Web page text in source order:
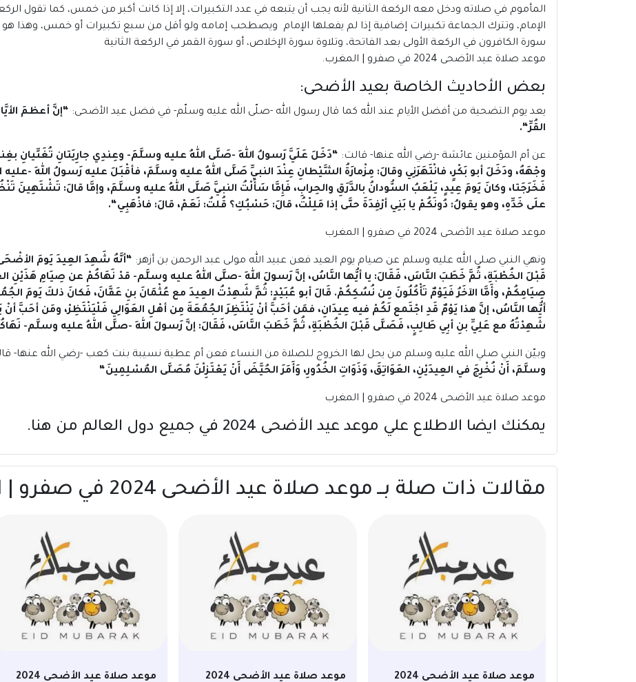
المأموم في صلاته ودخل معه الركعة الثانية لأنه يجب أن يتبعه في عدد التكبيرات، إلا إذا كانت أكبر من خمس، كما تقول
الإمام، وتترك الجماعة تكبيرات إضافية إذا لم يفعلها الإمام ويصطحب إمامه ولو أقل من سبع تكبيرات أو خمس، وهذا هو
سورة الكافرون في الركعة الأولى بعد الفاتحة، وتلاوة سورة الإخلاص، أو سورة القمر في الركعة الثانية
موعد صلاة عيد الأضحى 2024 في صفرو | المغرب.
بعض الأحاديث الخاصة بعيد الأضحى:
يعد يوم التضحية من أفضل الأيام عند الله كما قال رسول الله -صلّى الله عليه وسلّم- في فضل عيد الأضحى: “إنَّ أعظمَ
القُرِّ“.
عن أم المؤمنين عائشة -رضي الله عنها- قالت: “دَخَلَ عَلَيَّ رَسولُ اللهِ -صَلَّى اللهُ عليه وسلَّمَ- وعِندِي جارِيَتانِ تُغَنِّيانِ
وجْهَهُ، ودَخَلَ أبو بَكْرٍ، فانْتَهَرَنِي وقالَ: مِزْمارَةُ الشَّيْطانِ عِنْدَ النبيِّ صَلَّى اللهُ عليه وسلَّمَ، فأقْبَلَ عليه رَسولُ اللهِ -
فَخَرَجَتا، وكانَ يَومَ عِيدٍ، يَلْعَبُ السُّودانُ بالدَّرَقِ والحِرابِ، فَإِمَّا سَأَلْتُ النبيَّ صَلَّى اللهُ عليه وسلَّمَ، وإمَّا قالَ: تَشْتَهِينَ
علَى خَدِّهِ، وهو يقولُ: دُونَكُمْ يا بَنِي أرْفِدَةَ حتَّى إذا مَلِلْتُ، قالَ: حَسْبُكِ؟ قُلتُ: نَعَمْ، قالَ: فاذْهَبِي“.
موعد صلاة عيد الأضحى 2024 في صفرو | المغرب
ونهي النبي صلي الله عليه وسلم عن صيام يوم العيد فعن عبيد الله مولى عبد الرحمن بن أزهر: “أنَّهُ شَهِدَ العِيدَ يَومَ
قَبْلَ الخُطْبَةِ، ثُمَّ خَطَبَ النَّاسَ، فَقَالَ: يا أيُّها النَّاسُ، إنَّ رَسولَ اللهِ -صلَّى اللهُ عليه وسلَّم- قدْ نَهَاكُمْ عن صِيَامِ هَذَيْنِ
صِيَامِكُمْ، وأَمَّا الآخَرُ فَيَوْمٌ تَأْكُلُونَ مِن نُسُكِكُمْ. قَالَ أبو عُبَيْدٍ: ثُمَّ شَهِدْتُ العِيدَ مع عُثْمَانَ بنِ عَفَّانَ، فَكانَ ذلكَ يَومَ
أيُّها النَّاسُ، إنَّ هذا يَوْمٌ قَدِ اجْتَمع لَكُمْ فيه عِيدَانِ، فمَن أحَبَّ أنْ يَنْتَظِرَ الجُمُعَةَ مِن أهْلِ العَوَالِي فَلْيَنْتَظِرْ، ومَن أحَبَّ أنْ
شَهِدْتُهُ مع عَلِيِّ بنِ أبِي طَالِبٍ، فَصَلَّى قَبْلَ الخُطْبَةِ، ثُمَّ خَطَبَ النَّاسَ، فَقَالَ: إنَّ رَسولَ اللهِ -صلَّى اللهُ عليه وسلَّم-
وبيّن النبي صلي الله عليه وسلم من يحل لها الخروج للصلاة من النساء فعن أم عطية نسيبة بنت كعب -رضي الله عنها-
وسلَّمَ، أَنْ نُخْرِجَ في العِيدَيْنِ، العَوَاتِقَ، وَذَوَاتِ الخُدُورِ، وَأَمَرَ الحُيَّضَ أَنْ يَعْتَزِلْنَ مُصَلَّى المُسْلِمِينَ“
موعد صلاة عيد الأضحى 2024 في صفرو | المغرب
يمكنك ايضا الاطلاع علي موعد عيد الأضحى 2024 في جميع دول العالم من هنا.
مقالات ذات صلة بــ موعد صلاة عيد الأضحى 2024 في صفرو | المغرب
موعد صلاة عيد الأضحى 2024 موعد صلاة عيد الأضحى 2024 موعد صلاة عيد الأضحى 2024